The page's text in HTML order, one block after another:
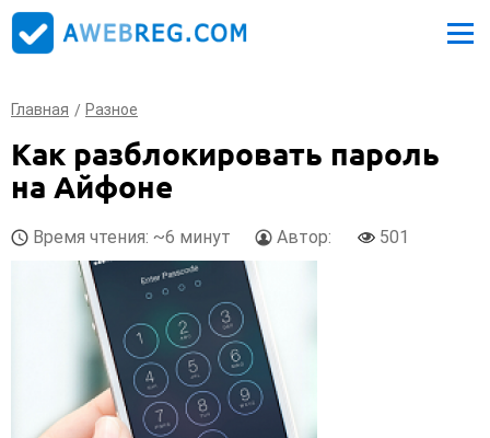
Главная Разное
Как разблокировать пароль
на Айфоне
Время чтения: ~6 минут Автор: 501